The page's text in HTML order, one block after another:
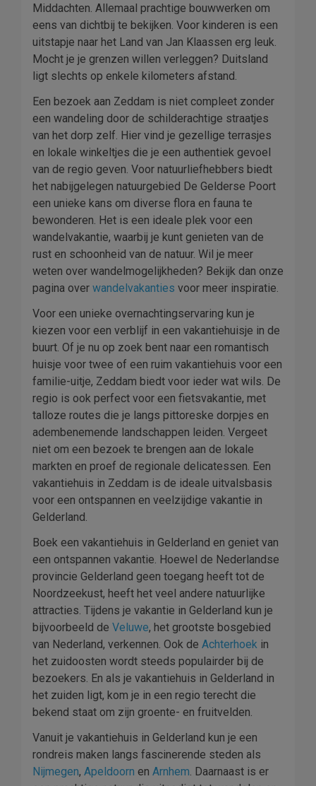
Middachten. Allemaal prachtige bouwwerken om
eens van dichtbij te bekijken. Voor kinderen is een
uitstapje naar het Land van Jan Klaassen erg leuk.
Mocht je je grenzen willen verleggen? Duitsland
ligt slechts op enkele kilometers afstand.
Een bezoek aan Zeddam is niet compleet zonder
een wandeling door de schilderachtige straatjes
van het dorp zelf. Hier vind je gezellige terrasjes
en lokale winkeltjes die je een authentiek gevoel
van de regio geven. Voor natuurliefhebbers biedt
het nabijgelegen natuurgebied De Gelderse Poort
een unieke kans om diverse flora en fauna te
bewonderen. Het is een ideale plek voor een
wandelvakantie, waarbij je kunt genieten van de
rust en schoonheid van de natuur. Wil je meer
weten over wandelmogelijkheden? Bekijk dan onze
pagina over wandelvakanties voor meer inspiratie.
Voor een unieke overnachtingservaring kun je
kiezen voor een verblijf in een vakantiehuisje in de
buurt. Of je nu op zoek bent naar een romantisch
huisje voor twee of een ruim vakantiehuis voor een
familie-uitje, Zeddam biedt voor ieder wat wils. De
regio is ook perfect voor een fietsvakantie, met
talloze routes die je langs pittoreske dorpjes en
adembenemende landschappen leiden. Vergeet
niet om een bezoek te brengen aan de lokale
markten en proef de regionale delicatessen. Een
vakantiehuis in Zeddam is de ideale uitvalsbasis
voor een ontspannen en veelzijdige vakantie in
Gelderland.
Boek een vakantiehuis in Gelderland en geniet van
een ontspannen vakantie. Hoewel de Nederlandse
provincie Gelderland geen toegang heeft tot de
Noordzeekust, heeft het veel andere natuurlijke
attracties. Tijdens je vakantie in Gelderland kun je
bijvoorbeeld de Veluwe, het grootste bosgebied
van Nederland, verkennen. Ook de Achterhoek in
het zuidoosten wordt steeds populairder bij de
bezoekers. En als je vakantiehuis in Gelderland in
het zuiden ligt, kom je in een regio terecht die
bekend staat om zijn groente- en fruitvelden.
Vanuit je vakantiehuis in Gelderland kun je een
rondreis maken langs fascinerende steden als
Nijmegen, Apeldoorn en Arnhem. Daarnaast is er